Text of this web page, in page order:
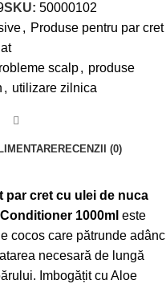
SKU: 50000102
, Produse pentru par cret
scalp, produse
, utilizare zilnica
RECENZII (0)
par cret cu ulei de nuca
1000ml este
cocos care pătrunde adânc
necesară de lungă
Imbogățit cu Aloe